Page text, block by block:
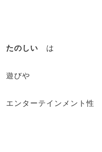
たのしい は
遊びや
エンターテインメント性